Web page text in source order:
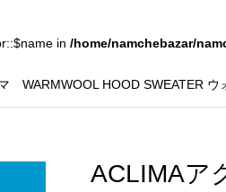
in /home/namchebazar/
WARMWOOL HOOD SWEATER
ACLIMAア